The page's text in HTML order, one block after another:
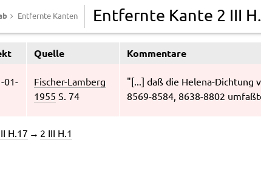
Entfernte Kanten
Quelle Kommentare
01-
Fischer-Lamberg
1955 S. 74
"[...] daß die Helena-Dichtung
8569-8584, 8638-8802
H.17 → 2 III H.1